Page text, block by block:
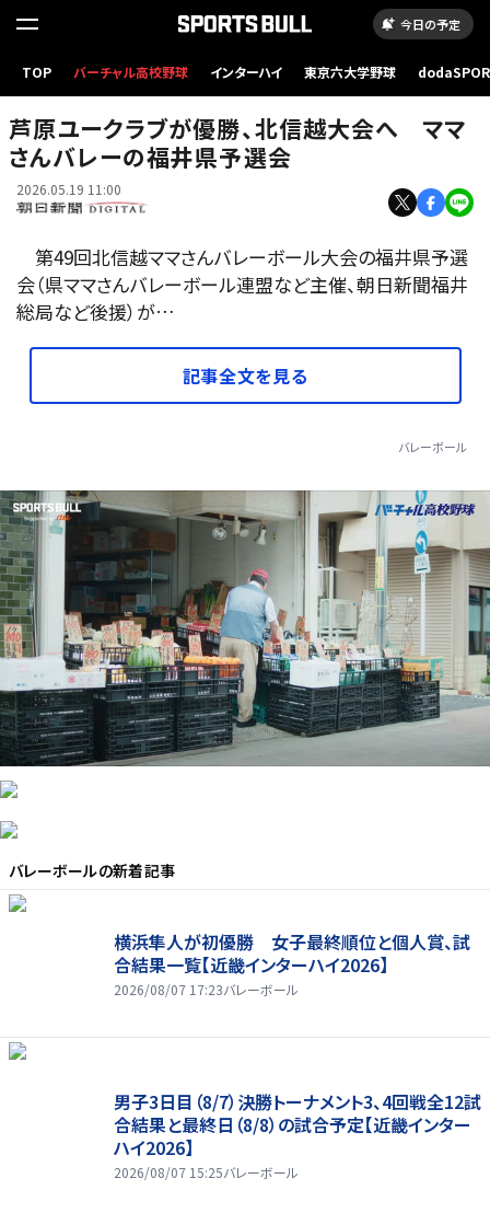
今日の予定
TOP バーチャル高校野球 インターハイ 東京六大学野球
井県越前市、平井良和撮影
芦原ユークラブが優勝、北信越大会へ ママ
さんバレーの福井県予選会
2026.05.19 11:00
第49回北信越ママさんバレーボール大会の福井県予選
会（県ママさんバレーボール連盟など主催、朝日新聞福井
総局など後援）が…
記事全文を見る
バレーボール
バレーボールの新着記事
横浜隼人が初優勝 女子最終順位と個人賞、試
合結果一覧【近畿インターハイ2026】
2026/08/07 17:23バレーボール
男子3日目（8/7）決勝トーナメント3、4回戦全12試
合結果と最終日（8/8）の試合予定【近畿インター
ハイ2026】
2026/08/07 15:25バレーボール